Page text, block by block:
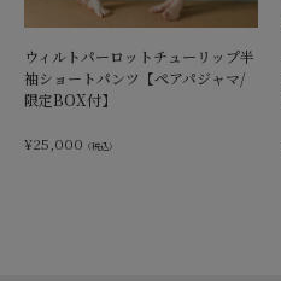
ウィルトパーロットチューリップ半
袖ショートパンツ【ペアパジャマ/
限定BOX付】
¥25,000 （税込）